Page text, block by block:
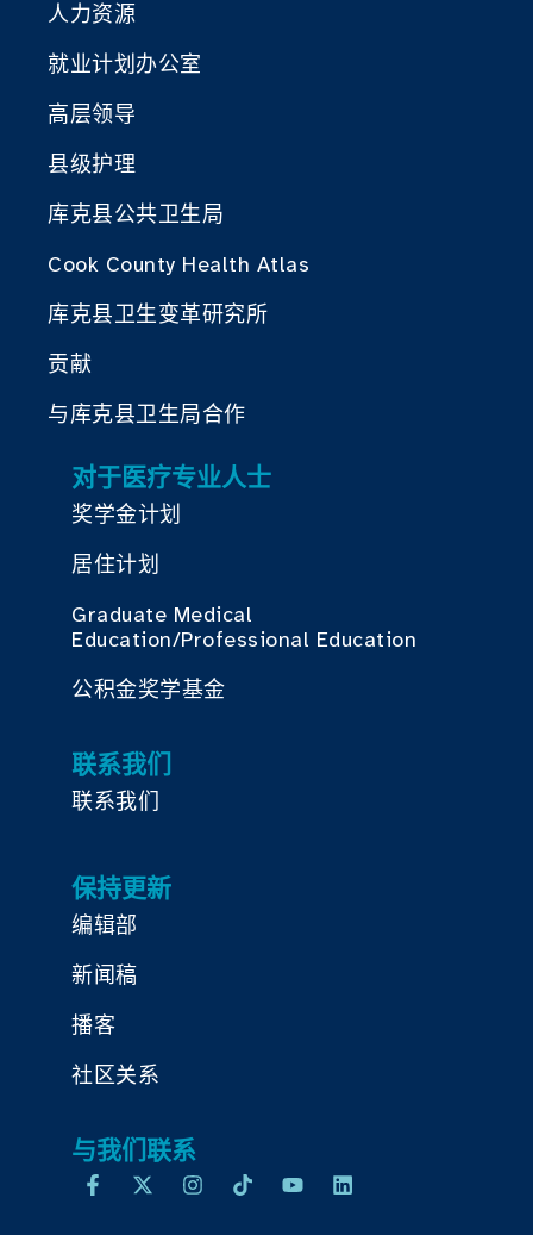
人力资源
就业计划办公室
高层领导
县级护理
库克县公共卫生局
Cook County Health Atlas
库克县卫生变革研究所
贡献
与库克县卫生局合作
对于医疗专业人士
奖学金计划
居住计划
Graduate Medical
Education/Professional Education
公积金奖学基金
联系我们
联系我们
保持更新
编辑部
新闻稿
播客
社区关系
与我们联系